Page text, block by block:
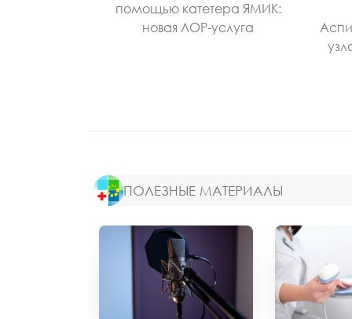
помощью катетера ЯМИК:
новая ЛОР-услуга
ПОЛЕЗНЫЕ МАТЕРИАЛЫ